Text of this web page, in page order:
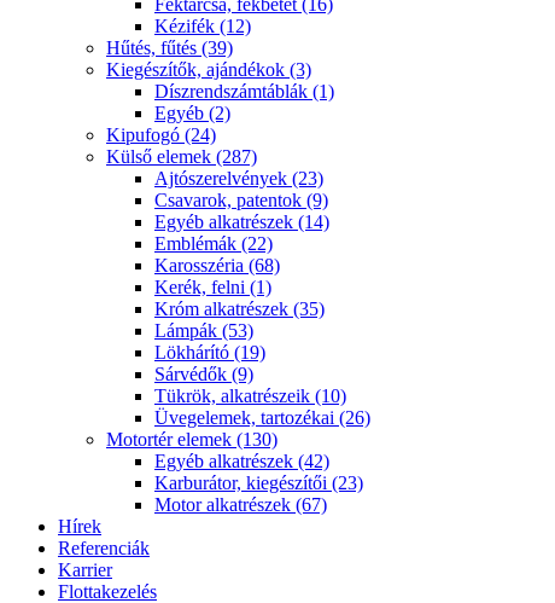
Kézifék (12)
Hűtés, fűtés (39)
Kiegészítők, ajándékok (3)
Díszrendszámtáblák (1)
Egyéb (2)
Kipufogó (24)
Külső elemek (287)
Ajtószerelvények (23)
Csavarok, patentok (9)
Egyéb alkatrészek (14)
Emblémák (22)
Karosszéria (68)
Kerék, felni (1)
Króm alkatrészek (35)
Lámpák (53)
Lökhárító (19)
Sárvédők (9)
Tükrök, alkatrészeik (10)
Üvegelemek, tartozékai (26)
Motortér elemek (130)
Egyéb alkatrészek (42)
Karburátor, kiegészítői (23)
Motor alkatrészek (67)
Hírek
Referenciák
Karrier
Flottakezelés